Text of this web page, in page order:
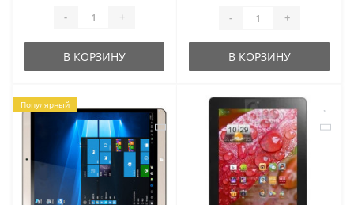
- +
В КОРЗИНУ
- +
В КОРЗИНУ
Популярный